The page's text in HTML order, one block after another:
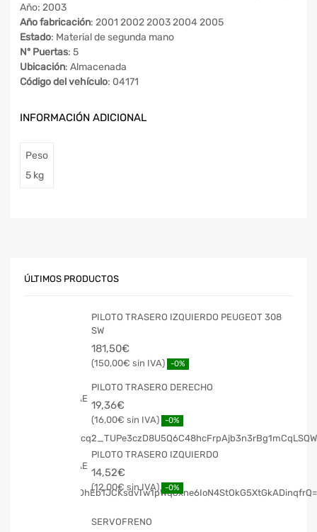
Año: 2003
Año fabricación: 2001 2002 2003 2004 2005
Estado: Material de segunda mano
Nº Puertas: 5
Ubicación: Almacenada
Código del vehículo: 04171
INFORMACIÓN ADICIONAL
Peso
5 kg
ÚLTIMOS PRODUCTOS
PILOTO TRASERO IZQUIERDO PEUGEOT 308
SW
181,50€
150,00€ -0%
PILOTO TRASERO DERECHO
19,36€
16,00€ -0%
PILOTO TRASERO IZQUIERDO
14,52€
12,00€ -0%
SERVOFRENO